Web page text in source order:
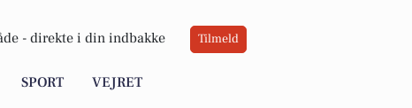
- direkte i din indbakke Tilmeld
SPORT VEJRET